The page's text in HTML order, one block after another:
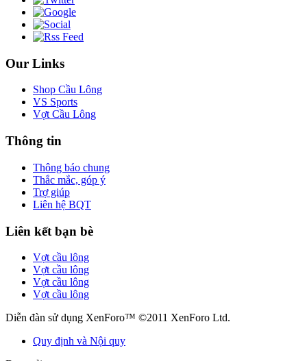
Our Links
Shop Cầu Lông
VS Sports
Vợt Cầu Lông
Thông tin
Thông báo chung
Thắc mắc, góp ý
Trợ giúp
Liên hệ BQT
Liên kết bạn bè
Vợt cầu lông
Vợt cầu lông
Vợt cầu lông
Vợt cầu lông
Diễn đàn sử dụng XenForo™ ©2011 XenForo Ltd.
Quy định và Nội quy